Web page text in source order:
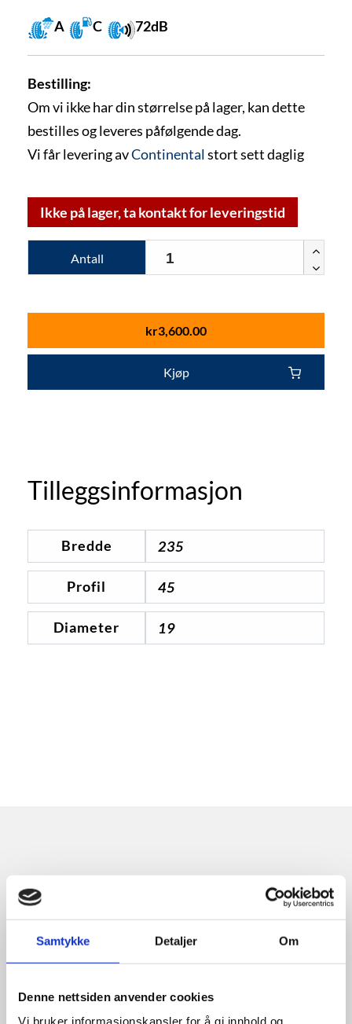
Samtykke Detaljer Om
Denne nettsiden anvender cookies
Vi bruker informasjonskapsler for å gi innhold og
A C 72dB
Bestilling:
Om vi ikke har din størrelse på lager, kan dette
bestilles og leveres påfølgende dag.
Vi får levering avContinentalstort sett daglig
Ikke på lager, ta kontakt for leveringstid
Antall
kr3,600.00
Kjøp
Tilleggsinformasjon
Bredde 235
Profil 45
Diameter 19
Relaterte produkter